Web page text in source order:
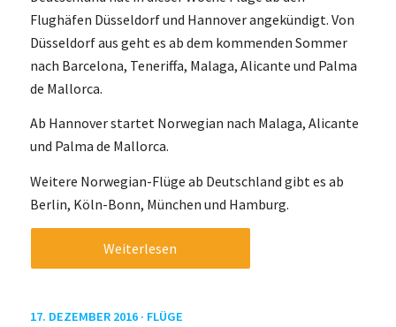
Flughäfen Düsseldorf und Hannover angekündigt. Von
Düsseldorf aus geht es ab dem kommenden Sommer
nach Barcelona, Teneriffa, Malaga, Alicante und Palma
de Mallorca.
Ab Hannover startet Norwegian nach Malaga, Alicante
und Palma de Mallorca.
Weitere Norwegian-Flüge ab Deutschland gibt es ab
Berlin, Köln-Bonn, München und Hamburg.
Weiterlesen
17. DEZEMBER 2016 · FLÜGE